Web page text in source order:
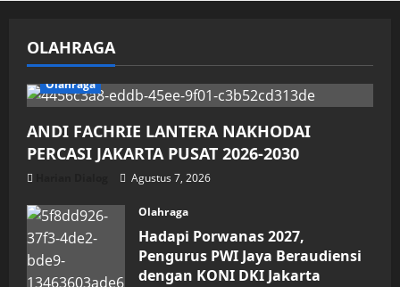
OLAHRAGA
Olahraga
ANDI FACHRIE LANTERA NAKHODAI
PERCASI JAKARTA PUSAT 2026-2030
Agustus 7, 2026
Olahraga
Hadapi Porwanas 2027,
Pengurus PWI Jaya Beraudiensi
dengan KONI DKI Jakarta